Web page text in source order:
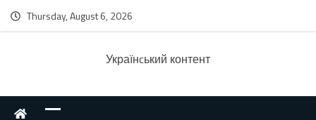
Thursday, August 6, 2026
Українcький контент